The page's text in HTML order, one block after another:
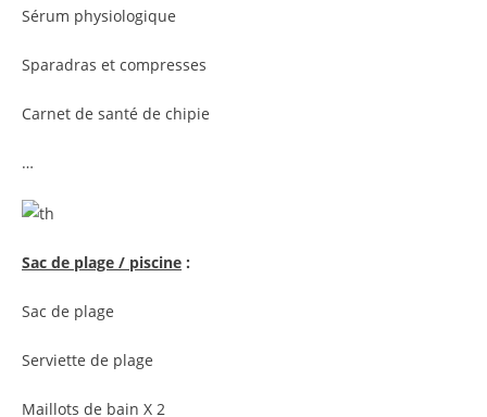
Sérum physiologique
Sparadras et compresses
Carnet de santé de chipie
…
Sac de plage / piscine :
Sac de plage
Serviette de plage
Maillots de bain X 2